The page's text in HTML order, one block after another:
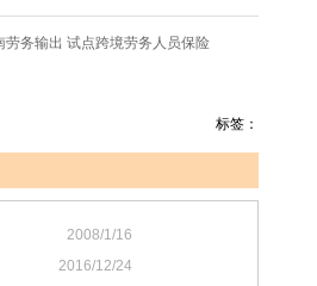
劳务输出 试点跨境劳务人员保险
标签：
2008/1/16
2016/12/24